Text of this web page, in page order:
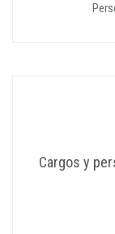
Cargos y